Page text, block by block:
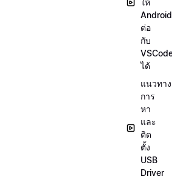
ให้
Android
ต่อ
กับ
ได้
แนวทาง
การ
หา
และ
ติด
ตั้ง
USB
Driver